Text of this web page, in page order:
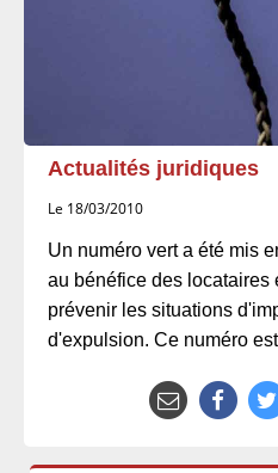
Actualités juridiques
Le 18/03/2010
Un numéro vert a été mis
au bénéfice des locataires
prévenir les situations
d'expulsion. Ce numéro